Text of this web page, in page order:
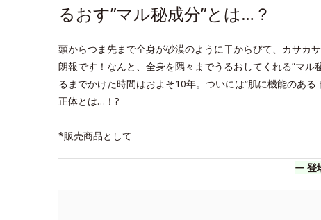
るおす”マル秘成分”とは…？
頭からつま先まで全身が砂漠のように干からびて、カサカ
朗報です！なんと、全身を隅々までうるおしてくれる”マ
るまでかけた時間はおよそ10年。ついには“肌に機能のあ
正体とは…！?
*販売商品として
ー 登